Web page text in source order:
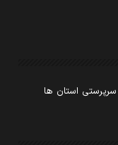
سرپرستی استان ها